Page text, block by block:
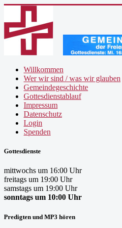
Willkommen
Wer wir sind / was wir glauben
Gemeindegeschichte
Gottesdienstablauf
Impressum
Datenschutz
Login
Spenden
Gottesdienste
mittwochs um 16:00 Uhr
freitags um 19:00 Uhr
samstags um 19:00 Uhr
sonntags um 10:00 Uhr
Predigten und MP3 hören